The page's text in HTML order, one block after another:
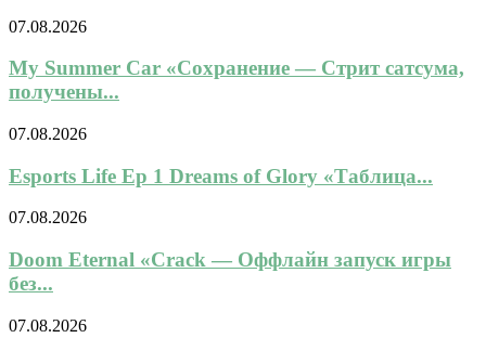
07.08.2026
My Summer Car «Сохранение — Стрит сатсума,
получены...
07.08.2026
Esports Life Ep 1 Dreams of Glory «Таблица...
07.08.2026
Doom Eternal «Crack — Оффлайн запуск игры
без...
07.08.2026